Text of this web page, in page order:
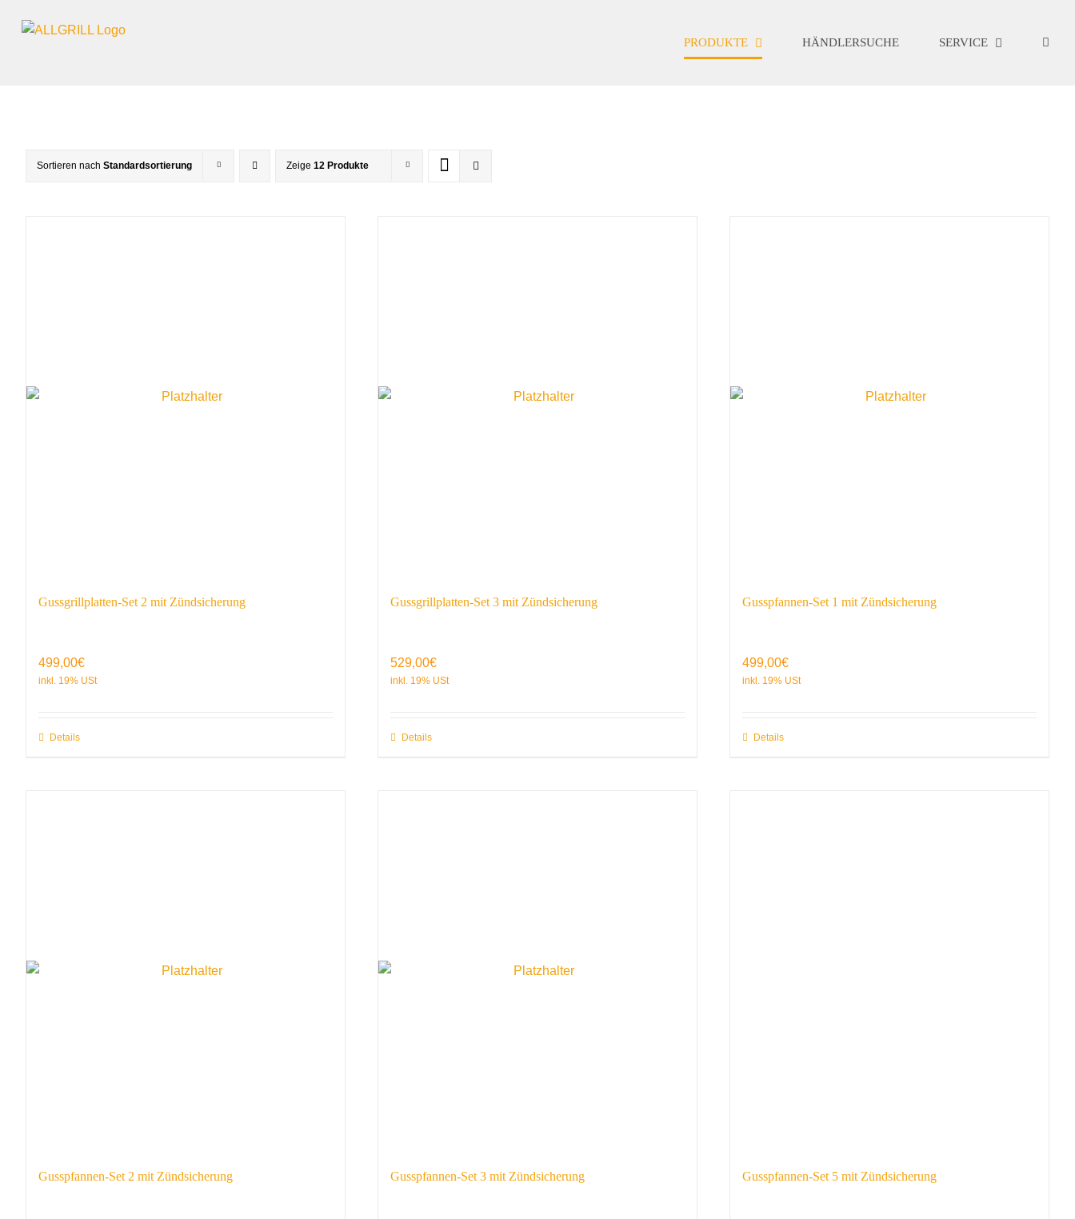
Inhalt
PRODUKTE HÄNDLERSUCHE SERVICE
Sortieren nach Standardsortierung Zeige 12 Produkte
Gussgrillplatten-Set 2 mit Zündsicherung
499,00€
Details
Gussgrillplatten-Set 3 mit Zündsicherung
529,00€
Details
Gusspfannen-Set 1 mit Zündsicherung
499,00€
Details
Gusspfannen-Set 2 mit Zündsicherung Gusspfannen-Set 3 mit Zündsicherung Gusspfannen-Set 5 mit Zündsicherung